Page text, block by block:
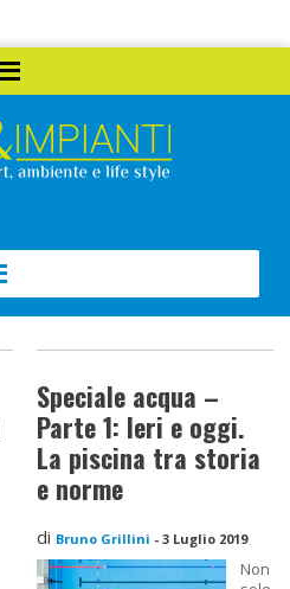
Speciale acqua –
Parte 1: Ieri e oggi.
La piscina tra storia
e norme
di Bruno Grillini - 3 Luglio 2019
Non